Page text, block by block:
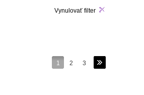
Vynulovať filter
1 2 3